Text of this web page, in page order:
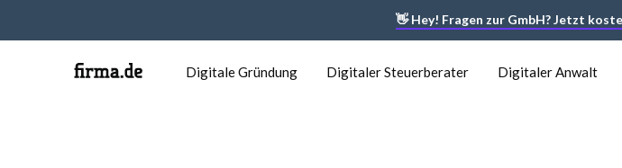
Digitale Gründung Digitaler Steuerberater Digitaler Anwalt
👋 Hey! Fragen zur GmbH? Jetzt